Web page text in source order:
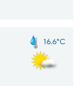
16.6°C